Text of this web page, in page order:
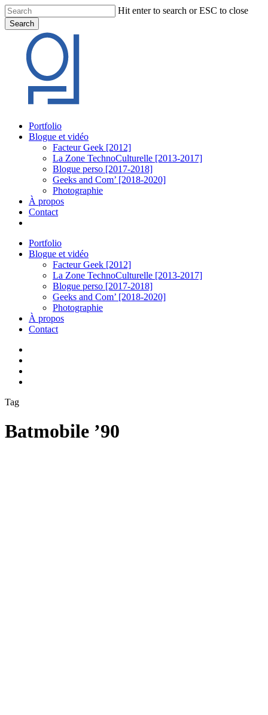
Skip
to
main
content
Hit enter to search or ESC to close
Search
Search
Menu
Portfolio
Blogue et vidéo
Facteur Geek [2012]
La Zone TechnoCulturelle [2013-2017]
Blogue perso [2017-2018]
Geeks and Com’ [2018-2020]
Photographie
À propos
Contact
Portfolio
Blogue et vidéo
Facteur Geek [2012]
La Zone TechnoCulturelle [2013-2017]
Blogue perso [2017-2018]
Geeks and Com’ [2018-2020]
Photographie
À propos
Contact
Tag
Batmobile ’90